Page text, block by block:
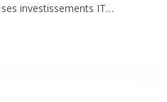
investissements IT…